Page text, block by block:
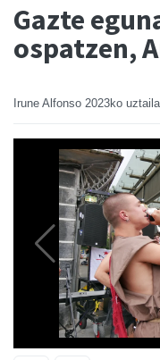
Gazte
ospatzen,
Irune Alfonso 2023ko